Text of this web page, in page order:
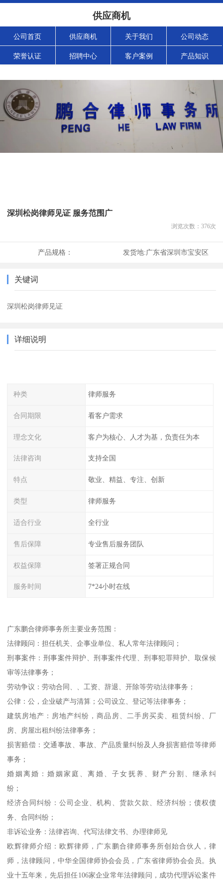
供应商机
公司首页 供应商机 关于我们 公司动态
荣誉认证 招聘中心 客户案例 产品知识
深圳松岗律师见证 服务范围广
浏览次数： 376次
产品规格： 发货地:广东省深圳市宝安区
关键词
深圳松岗律师见证
详细说明
种类 律师服务
合同期限 看客户需求
理念文化 客户为核心、人才为基，负责任为本
法律咨询 支持全国
特点 敬业、精益、专注、创新
类型 律师服务
适合行业 全行业
售后保障 专业售后服务团队
权益保障 签署正规合同
服务时间 7*24小时在线
广东鹏合律师事务所主要业务范围：
法律顾问：担任机关、企事业单位、私人常年法律顾问；
刑事案件：刑事案件辩护、刑事案件代理、刑事犯罪辩护、取保候
审等法律事务；
劳动争议：劳动合同、、工资、辞退、开除等劳动法律事务；
公律：公，企业破产与清算；公司设立、登记等法律事务；
建筑房地产：房地产纠纷，商品房、二手房买卖、租赁纠纷、厂
房、房屋出租纠纷法律事务；
损害赔偿：交通事故、事故、产品质量纠纷及人身损害赔偿等律师
事务；
婚姻离婚：婚姻家庭、离婚、子女抚养、财产分割、继承纠
纷；
经济合同纠纷：公司企业、机构、货款欠款、经济纠纷；债权债
务、合同纠纷；
非诉讼业务：法律咨询、代写法律文书、办理律师见
欧辉律师介绍：欧辉律师，广东鹏合律师事务所创始合伙人，律
师，法律顾问，中华全国律师协会会员，广东省律师协会会员。执
业十五年来，先后担任106家企业常年法律顾问，成功代理诉讼案件